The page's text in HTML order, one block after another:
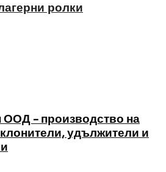
ролки
- производство на
удължители и